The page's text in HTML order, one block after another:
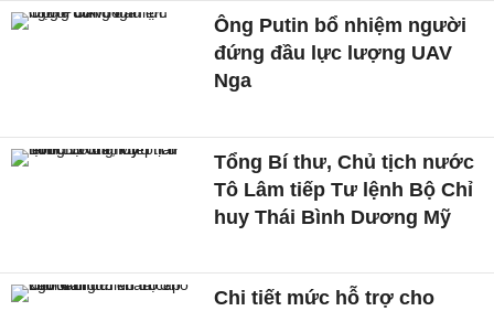
Ông Putin bổ nhiệm người
đứng đầu lực lượng UAV
Nga
Tổng Bí thư, Chủ tịch nước
Tô Lâm tiếp Tư lệnh Bộ Chỉ
huy Thái Bình Dương Mỹ
Chi tiết mức hỗ trợ cho